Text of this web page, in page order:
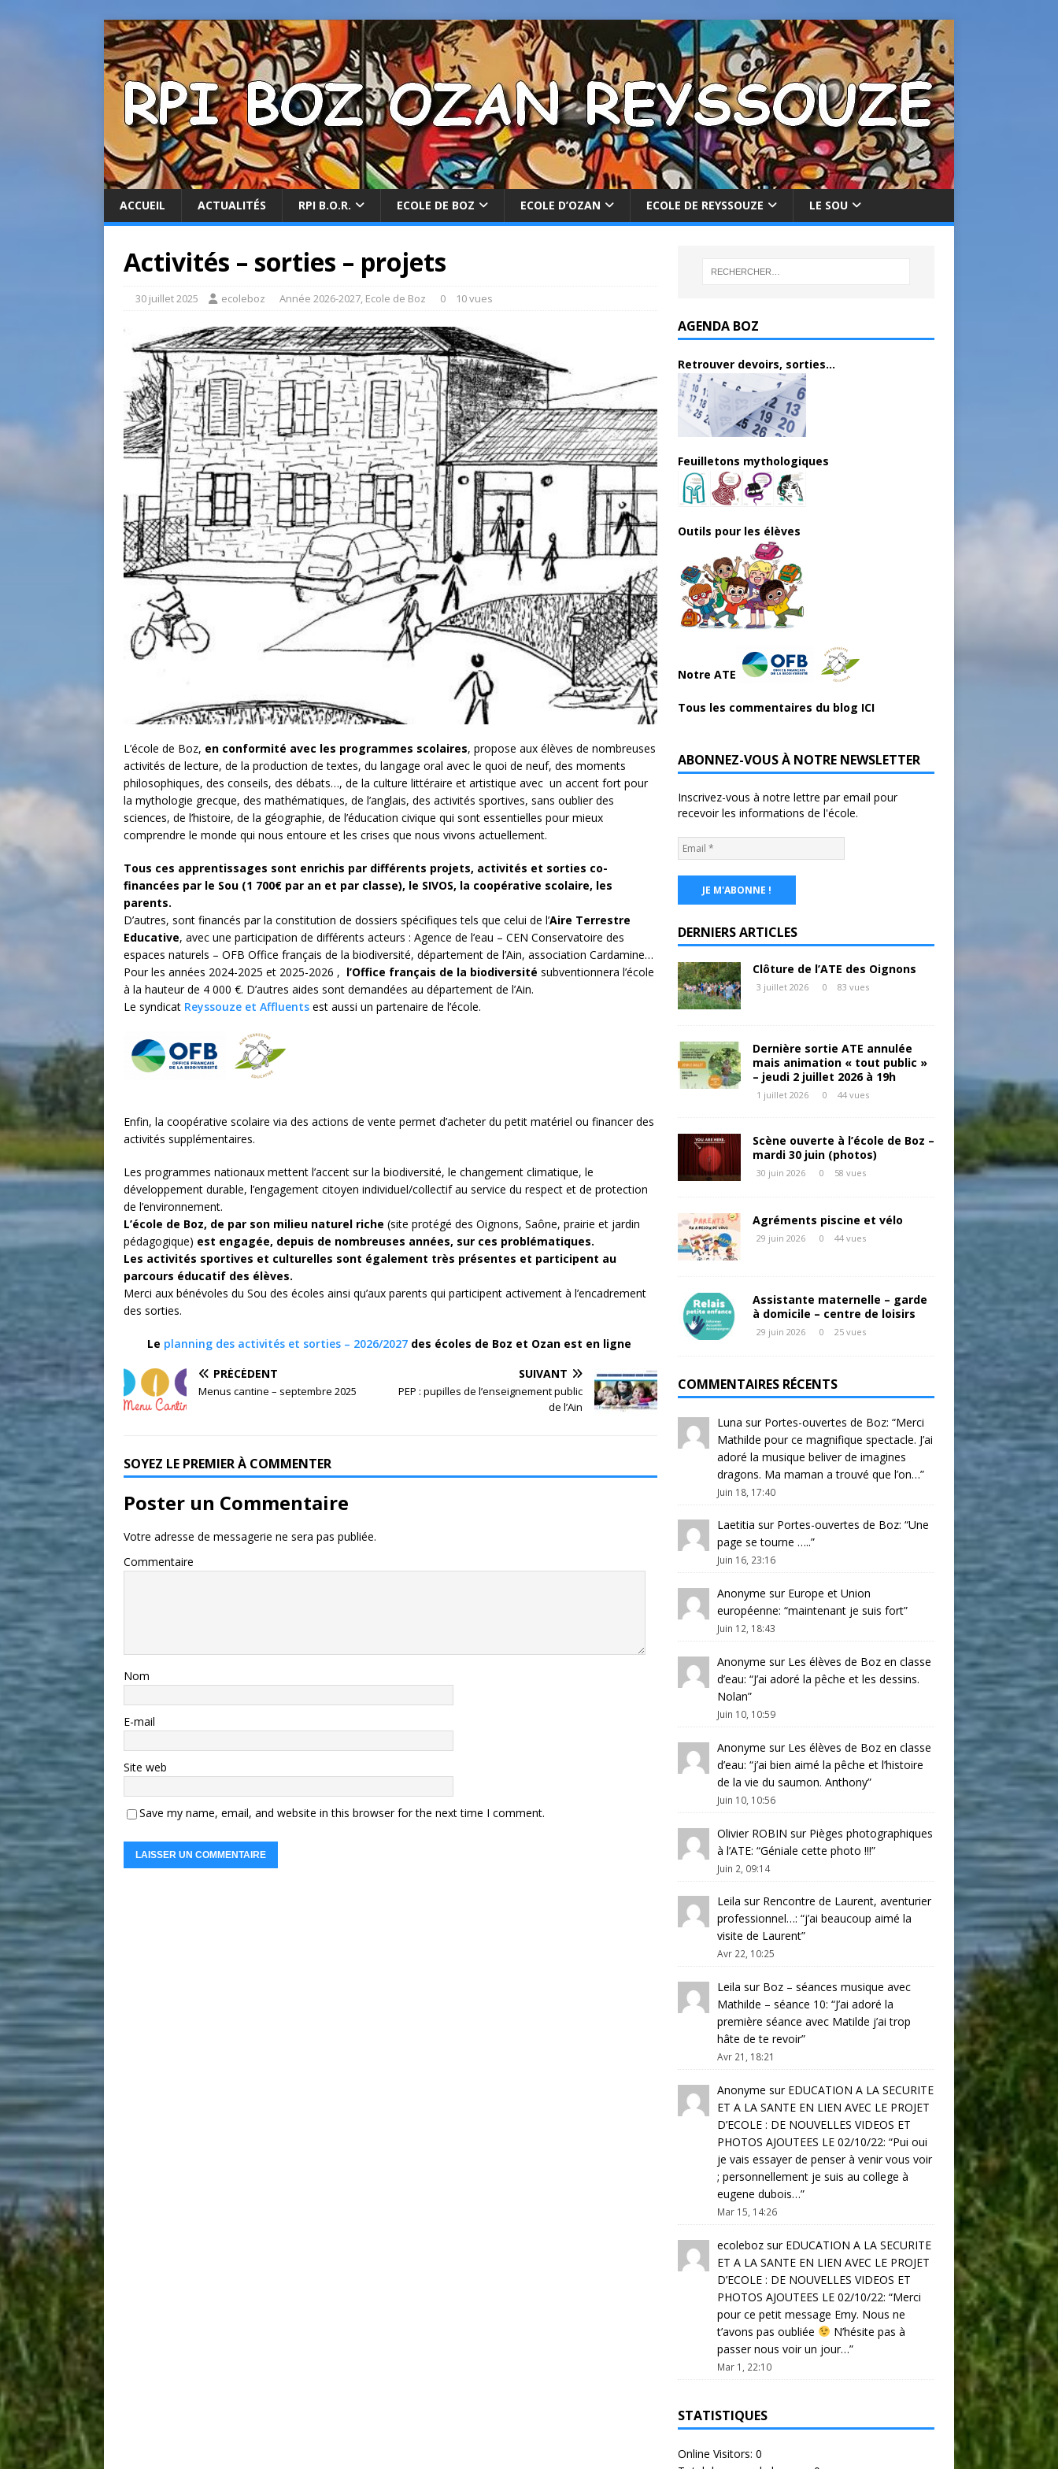
ACCUEIL ACTUALITÉS RPI B.O.R. ECOLE DE BOZ ECOLE D’OZAN ECOLE DE REYSSOUZE LE SOU
Activités – sorties – projets
30 juillet 2025 ecoleboz Année 2026-2027, Ecole de Boz 0 10 vues
L’école de Boz, en conformité avec les programmes scolaires, propose aux élèves de nombreuses
activités de lecture, de la production de textes, du langage oral avec le quoi de neuf, des moments
philosophiques, des conseils, des débats…, de la culture littéraire et artistique avec un accent fort pour
la mythologie grecque, des mathématiques, de l’anglais, des activités sportives, sans oublier des
sciences, de l’histoire, de la géographie, de l’éducation civique qui sont essentielles pour mieux
comprendre le monde qui nous entoure et les crises que nous vivons actuellement.
Tous ces apprentissages sont enrichis par différents projets, activités et sorties co-
financées par le Sou (1 700€ par an et par classe), le SIVOS, la coopérative scolaire, les
parents.
D’autres, sont financés par la constitution de dossiers spécifiques tels que celui de l’Aire Terrestre
Educative, avec une participation de différents acteurs : Agence de l’eau – CEN Conservatoire des
espaces naturels – OFB Office français de la biodiversité, département de l’Ain, association Cardamine…
Pour les années 2024-2025 et 2025-2026 , l’Office français de la biodiversité subventionnera l’école
à la hauteur de 4 000 €. D’autres aides sont demandées au département de l’Ain.
Le syndicat Reyssouze et Affluents est aussi un partenaire de l’école.
Enfin, la coopérative scolaire via des actions de vente permet d’acheter du petit matériel ou financer des
activités supplémentaires.
Les programmes nationaux mettent l’accent sur la biodiversité, le changement climatique, le
développement durable, l’engagement citoyen individuel/collectif au service du respect et de protection
de l’environnement.
L’école de Boz, de par son milieu naturel riche (site protégé des Oignons, Saône, prairie et jardin
pédagogique) est engagée, depuis de nombreuses années, sur ces problématiques.
Les activités sportives et culturelles sont également très présentes et participent au
parcours éducatif des élèves.
Merci aux bénévoles du Sou des écoles ainsi qu’aux parents qui participent activement à l’encadrement
des sorties.
Le planning des activités et sorties – 2026/2027des écoles de Boz et Ozan est en ligne
PRÉCÉDENT
Menus cantine – septembre 2025
SUIVANT
PEP : pupilles de l’enseignement public
de l’Ain
SOYEZ LE PREMIER À COMMENTER
Poster un Commentaire
Votre adresse de messagerie ne sera pas publiée.
Commentaire
Nom
E-mail
Site web
Save my name, email, and website in this browser for the next time I comment.
AGENDA BOZ
Retrouver devoirs, sorties...
Feuilletons mythologiques
Outils pour les élèves
Notre ATE
Tous les commentaires du blog ICI
ABONNEZ-VOUS À NOTRE NEWSLETTER
Inscrivez-vous à notre lettre par email pour
recevoir les informations de l'école.
DERNIERS ARTICLES
Clôture de l’ATE des Oignons
3 juillet 2026 0 83 vues
Dernière sortie ATE annulée
mais animation « tout public »
– jeudi 2 juillet 2026 à 19h
1 juillet 2026 0 44 vues
Scène ouverte à l’école de Boz –
mardi 30 juin (photos)
30 juin 2026 0 58 vues
Agréments piscine et vélo
29 juin 2026 0 44 vues
Assistante maternelle – garde
à domicile – centre de loisirs
29 juin 2026 0 25 vues
COMMENTAIRES RÉCENTS
Luna sur Portes-ouvertes de Boz: “Merci
Mathilde pour ce magnifique spectacle. J’ai
adoré la musique beliver de imagines
dragons. Ma maman a trouvé que l’on…”
Juin 18, 17:40
Laetitia sur Portes-ouvertes de Boz: “Une
page se tourne …..”
Juin 16, 23:16
Anonyme sur Europe et Union
européenne: “maintenant je suis fort”
Juin 12, 18:43
Anonyme sur Les élèves de Boz en classe
d’eau: “J’ai adoré la pêche et les dessins.
Nolan”
Juin 10, 10:59
Anonyme sur Les élèves de Boz en classe
d’eau: “j’ai bien aimé la pêche et l’histoire
de la vie du saumon. Anthony”
Juin 10, 10:56
Olivier ROBIN sur Pièges photographiques
à l’ATE: “Géniale cette photo !!!”
Juin 2, 09:14
Leila sur Rencontre de Laurent, aventurier
professionnel…: “j’ai beaucoup aimé la
visite de Laurent”
Avr 22, 10:25
Leila sur Boz – séances musique avec
Mathilde – séance 10: “J’ai adoré la
première séance avec Matilde j’ai trop
hâte de te revoir”
Avr 21, 18:21
Anonyme sur EDUCATION A LA SECURITE
ET A LA SANTE EN LIEN AVEC LE PROJET
D’ECOLE : DE NOUVELLES VIDEOS ET
PHOTOS AJOUTEES LE 02/10/22: “Pui oui
je vais essayer de penser à venir vous voir
; personnellement je suis au college à
eugene dubois…”
Mar 15, 14:26
ecolebozsur EDUCATION A LA SECURITE
ET A LA SANTE EN LIEN AVEC LE PROJET
D’ECOLE : DE NOUVELLES VIDEOS ET
PHOTOS AJOUTEES LE 02/10/22: “Merci
pour ce petit message Emy. Nous ne
t’avons pas oubliée
N’hésite pas à
passer nous voir un jour…”
Mar 1, 22:10
STATISTIQUES
Online Visitors: 0